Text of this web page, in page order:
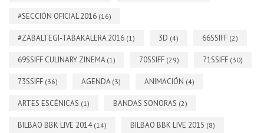
#SECCIÓN OFICIAL 2016 (16)
#ZABALTEGI-TABAKALERA 2016 (1) 3D (4) 66SSIFF (2)
69SSIFF CULINARY ZINEMA (1) 70SSIFF (29) 71SSIFF (30)
73SSIFF (36) AGENDA (3) ANIMACIÓN (4)
ARTES ESCÉNICAS (1) BANDAS SONORAS (2)
BILBAO BBK LIVE 2014 (14) BILBAO BBK LIVE 2015 (8)